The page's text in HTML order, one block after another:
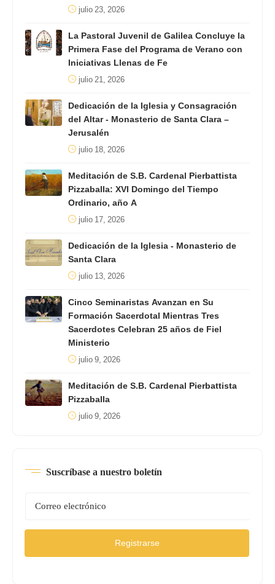
julio 23, 2026
La Pastoral Juvenil de Galilea Concluye la
Primera Fase del Programa de Verano con
Iniciativas Llenas de Fe
julio 21, 2026
Dedicación de la Iglesia y Consagración
del Altar - Monasterio de Santa Clara –
Jerusalén
julio 18, 2026
Meditación de S.B. Cardenal Pierbattista
Pizzaballa: XVI Domingo del Tiempo
Ordinario, año A
julio 17, 2026
Dedicación de la Iglesia - Monasterio de
Santa Clara
julio 13, 2026
Cinco Seminaristas Avanzan en Su
Formación Sacerdotal Mientras Tres
Sacerdotes Celebran 25 años de Fiel
Ministerio
julio 9, 2026
Meditación de S.B. Cardenal Pierbattista
Pizzaballa
julio 9, 2026
Suscríbase a nuestro boletín
Registrarse